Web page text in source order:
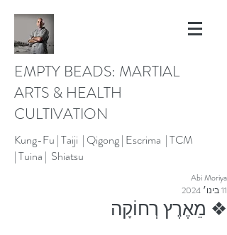
EMPTY BEADS: MARTIAL
ARTS & HEALTH
CULTIVATION
Kung-Fu |Taiji | Qigong | Escrima |TCM
|Tuina | Shiatsu
❖ מֵאֶרֶץ רְחוֹקָה
Abi Moriya
11 בינו׳ 2024